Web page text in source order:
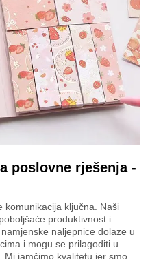
poslovne rješenja -
komunikacija ključna. Naši
produktivnost i
naljepnice dolaze u
i mogu se prilagoditi u
jamčimo kvalitetu jer smo